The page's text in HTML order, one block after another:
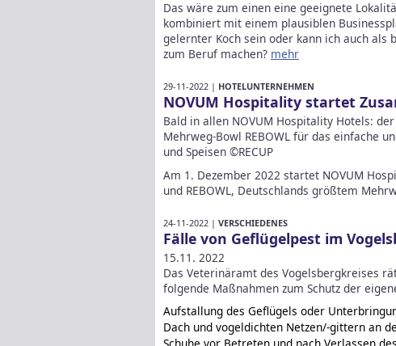
Das wäre zum einen eine geeignete
kombiniert mit einem plausiblen
gelernter Koch sein oder kann ich auch als
zum Beruf machen? mehr
29-11-2022 | HOTELUNTERNEHMEN
NOVUM Hospitality startet
Bald in allen NOVUM Hospitality Hotels:
Mehrweg-Bowl REBOWL für das einfache
und Speisen ©RECUP
Am 1. Dezember 2022 startet NOVUM
und REBOWL, Deutschlands größtem
24-11-2022 | VERSCHIEDENES
Fälle von Geflügelpest im
15.11. 2022
Das Veterinäramt des Vogelsbergkreises
folgende Maßnahmen zum Schutz der
Aufstallung des Geflügels oder
Dach und vogeldichten Netzen/-gittern an